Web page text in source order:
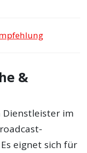
&
Dienstleister im
eignet sich für